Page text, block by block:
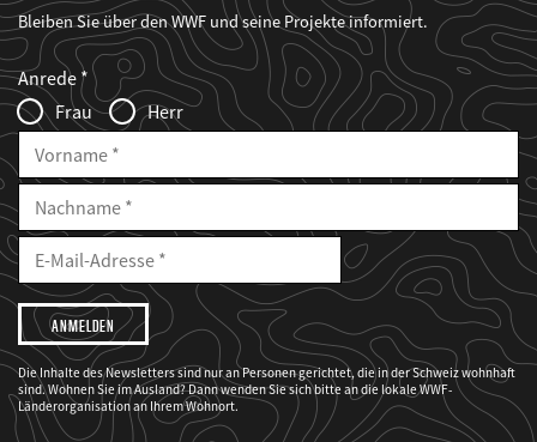
Bleiben Sie über den WWF und seine Projekte informiert.
Web2Case
Infofelder
Fieldset
anrede_name
Anrede
Frau
Herr
Vorname
Nachname
E-
Mailadresse
E-
Adresse
Ich
möchte,
dass
der
WWF
mich
über
seine
Projekte
informiert.
Die Inhalte des Newsletters sind nur an Personen gerichtet, die in der Schweiz wohnhaft
sind. Wohnen Sie im Ausland? Dann wenden Sie sich bitte an die lokale WWF-
Länderorganisation an Ihrem Wohnort.